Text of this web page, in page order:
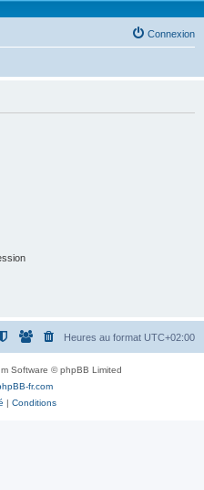
Connexion
Heures au format UTC+02:00
Software © phpBB Limited
fr.com
| Conditions